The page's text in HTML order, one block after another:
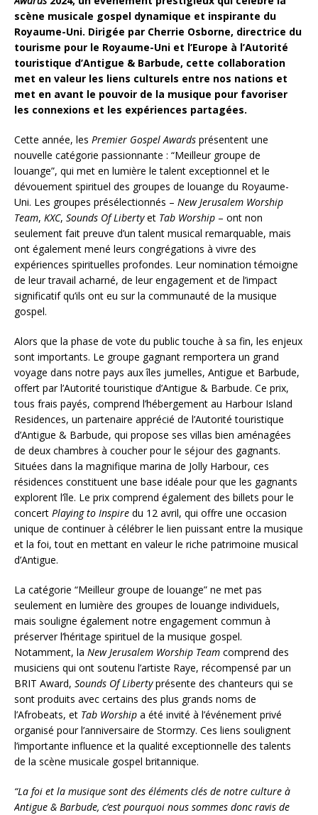
scène musicale gospel dynamique et inspirante du
Royaume-Uni. Dirigée par Cherrie Osborne, directrice du
tourisme pour le Royaume-Uni et l’Europe à l’Autorité
touristique d’Antigue & Barbude, cette collaboration
met en valeur les liens culturels entre nos nations et
met en avant le pouvoir de la musique pour favoriser
les connexions et les expériences partagées.
Cette année, les Premier Gospel Awards présentent une
nouvelle catégorie passionnante : “Meilleur groupe de
louange”, qui met en lumière le talent exceptionnel et le
dévouement spirituel des groupes de louange du Royaume-
Uni. Les groupes présélectionnés – New Jerusalem Worship
Team, KXC, Sounds Of Libertyet Tab Worship – ont non
seulement fait preuve d’un talent musical remarquable, mais
ont également mené leurs congrégations à vivre des
expériences spirituelles profondes. Leur nomination témoigne
de leur travail acharné, de leur engagement et de l’impact
significatif qu’ils ont eu sur la communauté de la musique
gospel.
Alors que la phase de vote du public touche à sa fin, les enjeux
sont importants. Le groupe gagnant remportera un grand
voyage dans notre pays aux îles jumelles, Antigue et Barbude,
offert par l’Autorité touristique d’Antigue & Barbude. Ce prix,
tous frais payés, comprend l’hébergement au Harbour Island
Residences, un partenaire apprécié de l’Autorité touristique
d’Antigue & Barbude, qui propose ses villas bien aménagées
de deux chambres à coucher pour le séjour des gagnants.
Situées dans la magnifique marina de Jolly Harbour, ces
résidences constituent une base idéale pour que les gagnants
explorent l’île. Le prix comprend également des billets pour le
concert Playing to Inspire du 12 avril, qui offre une occasion
unique de continuer à célébrer le lien puissant entre la musique
et la foi, tout en mettant en valeur le riche patrimoine musical
d’Antigue.
La catégorie “Meilleur groupe de louange” ne met pas
seulement en lumière des groupes de louange individuels,
mais souligne également notre engagement commun à
préserver l’héritage spirituel de la musique gospel.
Notamment, la New Jerusalem Worship Team comprend des
musiciens qui ont soutenu l’artiste Raye, récompensé par un
BRIT Award, Sounds Of Libertyprésente des chanteurs qui se
sont produits avec certains des plus grands noms de
l’Afrobeats, et Tab Worship a été invité à l’événement privé
organisé pour l’anniversaire de Stormzy. Ces liens soulignent
l’importante influence et la qualité exceptionnelle des talents
de la scène musicale gospel britannique.
“La foi et la musique sont des éléments clés de notre culture à
Antigue & Barbude, c’est pourquoi nous sommes donc ravis de